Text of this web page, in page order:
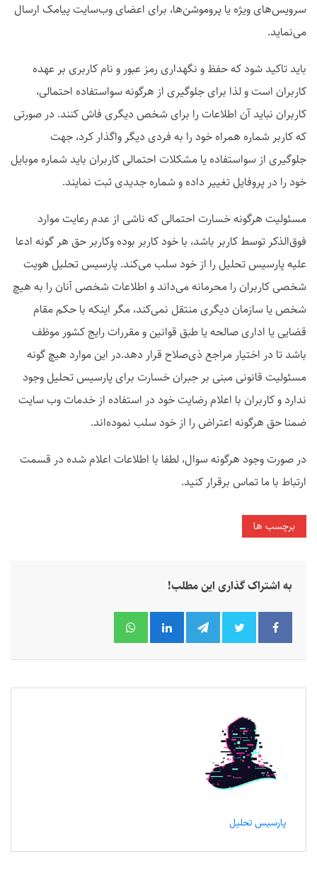
سرویس‌های ویژه یا پروموشن‌ها، برای اعضای وب‌سایت پیامک ارسال
می‌نماید.
باید تاکید شود که حفظ و نگهداری رمز عبور و نام کاربری بر عهده
کاربران است و لذا برای جلوگیری از هرگونه سواستفاده احتمالی،
کاربران نباید آن اطلاعات را برای شخص دیگری فاش کنند. در صورتی
که کاربر شماره همراه خود را به فردی دیگر واگذار کرد، جهت
جلوگیری از سواستفاده یا مشکلات احتمالی کاربران باید شماره موبایل
خود را در پروفایل تغییر داده و شماره جدیدی ثبت نمایند.
مسئولیت هرگونه خسارت احتمالی که ناشی از عدم رعایت موارد
فوق‌الذکر توسط کاربر باشد، با خود کاربر بوده وکاربر حق هر گونه ادعا
علیه پارسیس تحلیل را از خود سلب می‌کند. پارسیس تحلیل هویت
شخصی کاربران را محرمانه می‌داند و اطلاعات شخصی آنان را به هیچ
شخص یا سازمان دیگری منتقل نمی‌کند، مگر اینکه با حکم مقام
قضایی یا اداری صالحه یا طبق قوانین و مقررات رایج کشور موظف
باشد تا در اختیار مراجع ذی‌صلاح قرار دهد.در این موارد هیچ گونه
مسئولیت قانونی مبنی بر جبران خسارت برای پارسیس تحلیل وجود
ندارد و کاربران با اعلام رضایت خود در استفاده از خدمات وب سایت
ضمنا حق هرگونه اعتراض را از خود سلب نموده‌اند.
در صورت وجود هرگونه سوال، لطفا با اطلاعات اعلام شده در قسمت
ارتباط با ما تماس برقرار کنید.
برچسب ها
به اشتراک گذاری این مطلب!
پارسیس تحلیل